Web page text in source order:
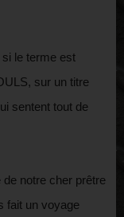
le terme est
sur un titre
sentent tout de
notre cher prêtre
fait un voyage